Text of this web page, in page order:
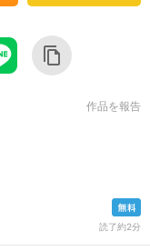
作品を報告
読了約2分